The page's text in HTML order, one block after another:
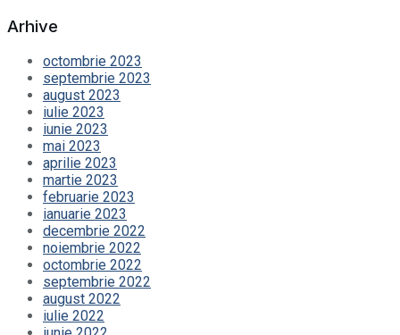
Arhive
octombrie 2023
septembrie 2023
august 2023
iulie 2023
iunie 2023
mai 2023
aprilie 2023
martie 2023
februarie 2023
ianuarie 2023
decembrie 2022
noiembrie 2022
octombrie 2022
septembrie 2022
august 2022
iulie 2022